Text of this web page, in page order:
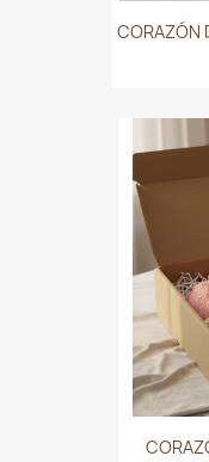
CORAZÓN